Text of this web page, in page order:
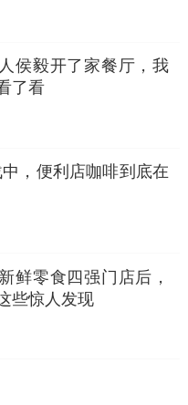
侯毅开了家餐厅，我
了看
，便利店咖啡到底在
鲜零食四强门店后，
些惊人发现